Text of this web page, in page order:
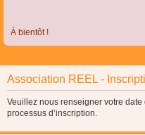
À bientôt !
Association REEL -
Veuillez nous renseigner votre
processus d’inscription.